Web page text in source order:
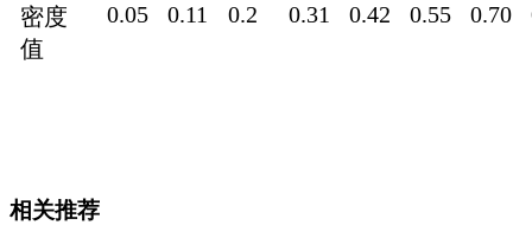
密度
值
0.05 0.11 0.2 0.31 0.42 0.55 0.70
相关推荐